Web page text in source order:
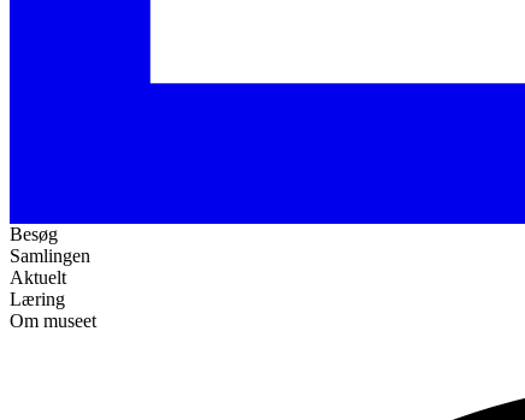
Besøg
Samlingen
Aktuelt
Læring
Om museet